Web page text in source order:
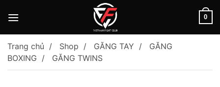
0
Trang chủ Shop GĂNG TAY
GĂNG
BOXING
GĂNG TWINS